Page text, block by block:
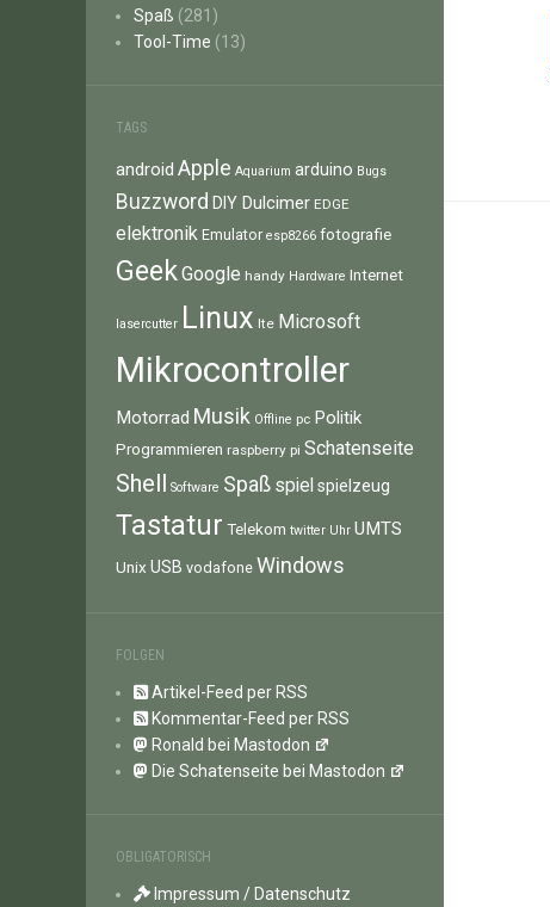
Spaß (281)
Tool-Time (13)
TAGS
android Apple Aquarium arduino Bugs
Buzzword DIY Dulcimer EDGE
elektronik Emulator esp8266 fotografie
GeekGoogle handy Hardware Internet
lasercutter Linux lte Microsoft
Mikrocontroller
Motorrad Musik Offline pc Politik
Programmieren raspberry pi Schatenseite
Shell Software Spaß spiel spielzeug
Tastatur Telekom twitter Uhr UMTS
Unix USB vodafone Windows
FOLGEN
Artikel-Feed per RSS
Kommentar-Feed per RSS
Ronald bei Mastodon
Die Schatenseite bei Mastodon
OBLIGATORISCH
Impressum / Datenschutz